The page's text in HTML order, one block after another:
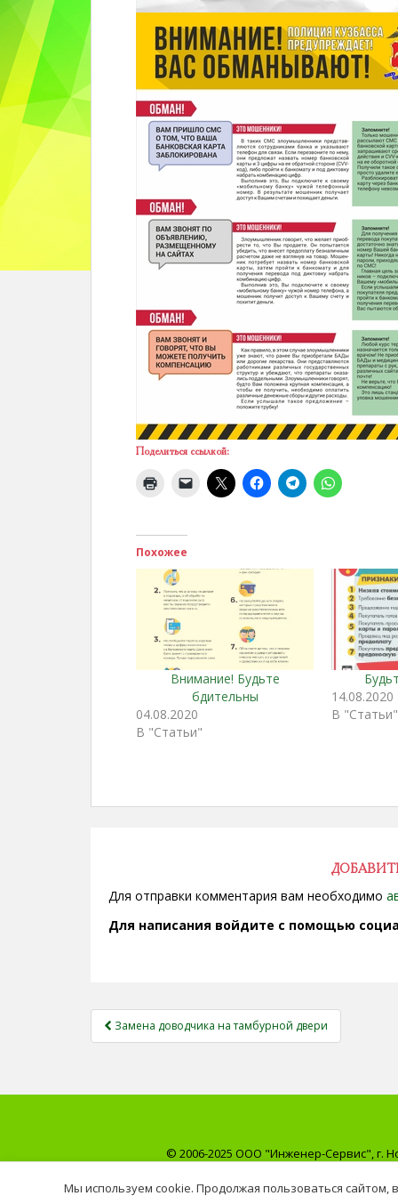
Поделиться ссылкой:
Похожее
Внимание! Будьте
бдительны
04.08.2020
В "Статьи"
14.08.2020
В "Статьи"
Для отправки комментария вам необходимо
Для написания войдите с помощью
НАВИГАЦИЯ
Замена доводчика на тамбурной двери
© 2006-2025 ООО "Инженер-Сервис", г.
Мы используем cookie. Продолжая пользоваться сайтом,